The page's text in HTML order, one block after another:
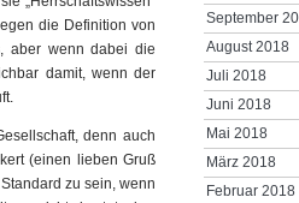
die Definition von
aber wenn dabei die
damit, wenn der
denn auch
(einen lieben Gruß
zu sein, wenn
September
August 2018
Juli 2018
Juni 2018
Mai 2018
März 2018
Februar 2018